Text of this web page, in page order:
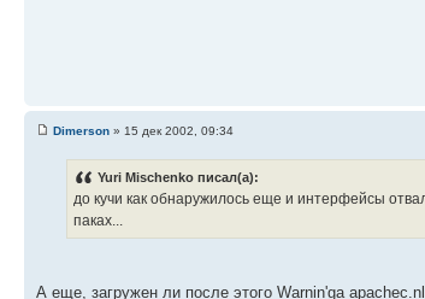
Dimerson » 15 дек 2002, 09:34
Yuri Mischenko писал(а):
до кучи как обнаружилось еще и интерфейсы
паках...
А еще, загружен ли после этого Warnin'ga